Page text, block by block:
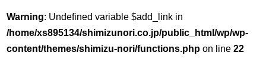
Warning: Undefined variable $add_link in
/home/xs895134/shimizunori.co.jp/public_html/wp/wp-
content/themes/shimizu-nori/functions.php on line22